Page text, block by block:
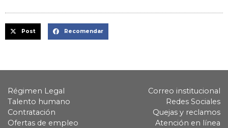
Post Recomendar
Régimen Legal
Talento humano
Contratación
Ofertas de empleo
Correo institucional
Redes Sociales
Quejas y reclamos
Atención en línea